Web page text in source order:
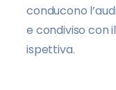
conducono
e condiviso con
ispettiva.